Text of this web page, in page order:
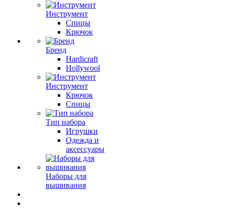
Инструмент
Спицы
Крючок
Бренд
Hardicraft
Hollywool
Инструмент
Крючок
Спицы
Тип набора
Игрушки
Одежда и
аксессуары
Наборы для
вышивания